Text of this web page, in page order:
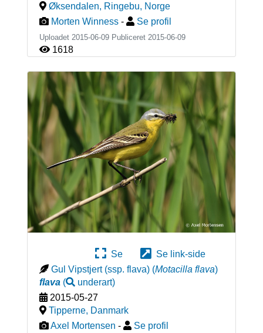
Øksendalen, Ringebu, Norge
Morten Winness - Se profil
Uploadet 2015-06-09 Publiceret 2015-06-09
1618
Se
Se link-side
Gul Vipstjert (ssp. flava) (Motacilla flava)
flava( underart)
2015-05-27
Tipperne, Danmark
Axel Mortensen - Se profil